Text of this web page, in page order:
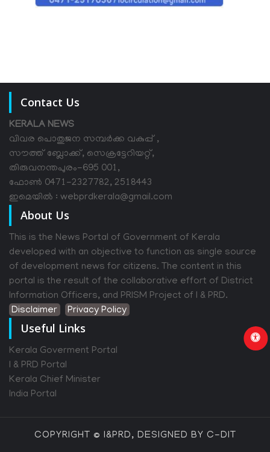
Contact Us
KERALA NEWS
വിവര പൊതുജന സമ്പര്‍ക്ക വകുപ്പ് ,
സൗത്ത് ബ്ലോക്ക്, സെക്രട്ടേറിയറ്റ്,
തിരുവനന്തപുരം-695 001,
ഫോൺ 0471-2327782, 2518443
ഇമെയിൽ : webprdkerala@gmail.com
About Us
This is the News Portal of Government of Kerala
developed with an objective to function as single source
of development news for citizens. The content in this
portal is the result of the collaborative effort of District
Information Officers, and PRISM Project of I & PRD.
Disclaimer
Privacy Policy
Useful Links
Kerala Goverment Portal
I & PRD Portal
Kerala Chief Minister
India Portal
COPYRIGHT © I&PRD, DESIGNED BY C-DIT